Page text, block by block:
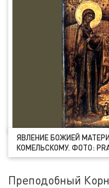
ЯВЛЕНИЕ БОЖИЕЙ
КОМЕЛЬСКОМУ. ФОТО:
Преподобный